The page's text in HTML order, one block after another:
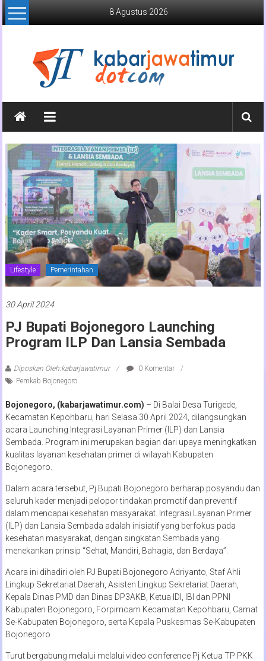
Lompat
ke
8 Agustus 2026
Kabar
Jawa
Timur
Media
Online
Jawa
Timur
Lifestyle Pemerintahan
30 April 2024
PJ Bupati Bojonegoro Launching
Program ILP Dan Lansia Sembada
Diposkan Oleh:kabarjawatimur
0 Komentar
Pemkab Bojonegoro
Bojonegoro, (kabarjawatimur.com) – Di Balai Desa Turigede,
Kecamatan Kepohbaru, hari Selasa 30 April 2024, dilangsungkan
acara Launching Integrasi Layanan Primer (ILP) dan Lansia
Sembada. Program ini merupakan bagian dari upaya meningkatkan
kualitas layanan kesehatan primer di wilayah Kabupaten
Bojonegoro.
Dalam acara tersebut, Pj Bupati Bojonegoro berharap posyandu dan
seluruh kader menjadi pelopor tindakan promotif dan preventif
dalam mencapai kesehatan masyarakat. Integrasi Layanan Primer
(ILP) dan Lansia Sembada adalah inisiatif yang berfokus pada
kesehatan masyarakat, dengan singkatan Sembada yang
menekankan prinsip “Sehat, Mandiri, Bahagia, dan Berdaya”.
Acara ini dihadiri oleh PJ Bupati Bojonegoro Adriyanto, Staf Ahli
Lingkup Sekretariat Daerah, Asisten Lingkup Sekretariat Daerah,
Kepala Dinas PMD dan Dinas DP3AKB, Ketua IDI, IBI dan PPNI
Kabupaten Bojonegoro, Forpimcam Kecamatan Kepohbaru, Camat
Se-Kabupaten Bojonegoro, serta Kepala Puskesmas Se-Kabupaten
Bojonegoro
Turut bergabung melalui melalui video conference Pj Ketua TP PKK